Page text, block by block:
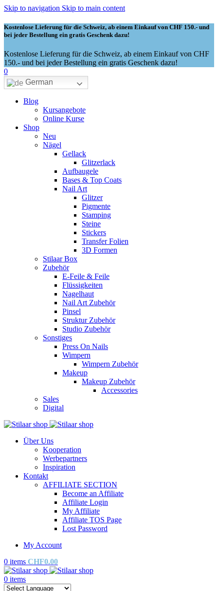
Skip to navigation Skip to main content
Kostenlose Lieferung für die Schweiz, ab einem Einkauf von CHF 150.- und
bei jeder Bestellung ein gratis Geschenk dazu!
Kostenlose Lieferung für die Schweiz, ab einem Einkauf von CHF
150.- und bei jeder Bestellung ein gratis Geschenk dazu!
0
German
Blog
Kursangebote
Online Kurse
Shop
Neu
Nägel
Gellack
Glitzerlack
Aufbaugele
Bases & Top Coats
Nail Art
Glitzer
Pigmente
Stamping
Steine
Stickers
Transfer Folien
3D Formen
Stilaar Box
Zubehör
E-Feile & Feile
Flüssigkeiten
Nagelhaut
Nail Art Zubehör
Pinsel
Struktur Zubehör
Studio Zubehör
Sonstiges
Press On Nails
Wimpern
Wimpern Zubehör
Makeup
Makeup Zubehör
Accessories
Sales
Digital
Über Uns
Kooperation
Werbepartners
Inspiration
Kontakt
AFFILIATE SECTION
Become an Affiliate
Affiliate Login
My Affiliate
Affiliate TOS Page
Lost Password
My Account
0 items CHF0.00
0 items